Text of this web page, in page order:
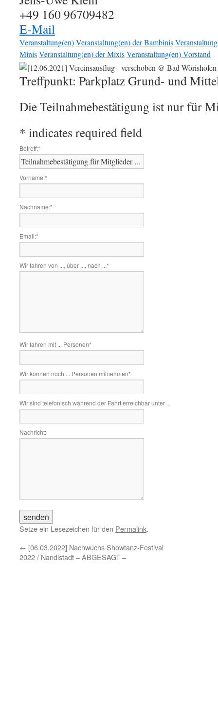
+49 160 96709482
E-Mail
Veranstaltung(en)Veranstaltung(en) der Bambinis
MinisVeranstaltung(en) der MixisVeranstaltung(en) Vorstand
Treffpunkt: Parkplatz Grund- und
Die Teilnahmebestätigung ist nur für
* indicates required field
Betreff:*
Vorname:*
Nachname:*
Email:*
Wir fahren von ..., über ..., nach ...*
Wir fahren mit ... Personen*
Wir können noch ... Personen mitnehmen*
Wir sind telefonisch während der Fahrt erreichbar unter ...
Nachricht:
Setze ein Lesezeichen für den Permalink.
← [06.03.2022] Nachwuchs Showtanz-Festival
2022 / Nandlstadt – ABGESAGT –